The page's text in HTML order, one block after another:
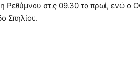
Ρεθύμνου στις 09.30 το πρωί, ενώ ο
Σπηλίου.